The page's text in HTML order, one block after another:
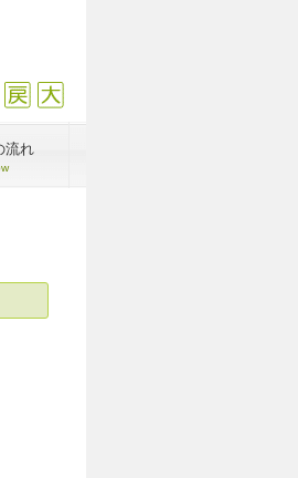
戻す
縮小
イズ調整
流れ